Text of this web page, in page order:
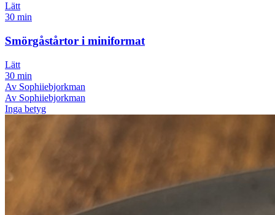
Lätt
30 min
Smörgåstårtor i miniformat
Lätt
30 min
Av Sophiiebjorkman
Av Sophiiebjorkman
Inga betyg